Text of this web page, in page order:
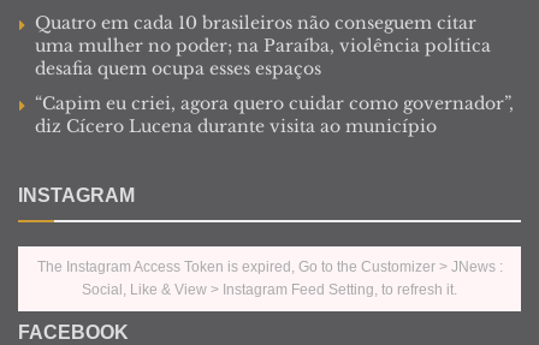
Quatro em cada 10 brasileiros não conseguem citar
uma mulher no poder; na Paraíba, violência política
desafia quem ocupa esses espaços
“Capim eu criei, agora quero cuidar como governador”,
diz Cícero Lucena durante visita ao município
INSTAGRAM
The Instagram Access Token is expired, Go to the Customizer > JNews :
Social, Like & View > Instagram Feed Setting, to refresh it.
FACEBOOK